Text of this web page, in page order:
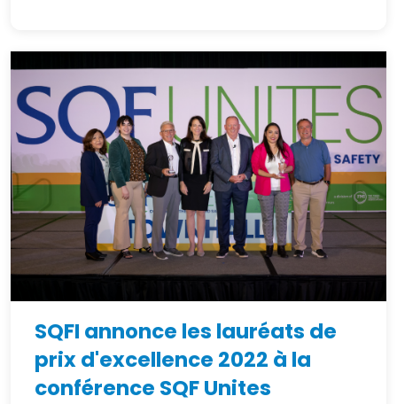
SQFI annonce les lauréats de
prix d'excellence 2022 à la
conférence SQF Unites